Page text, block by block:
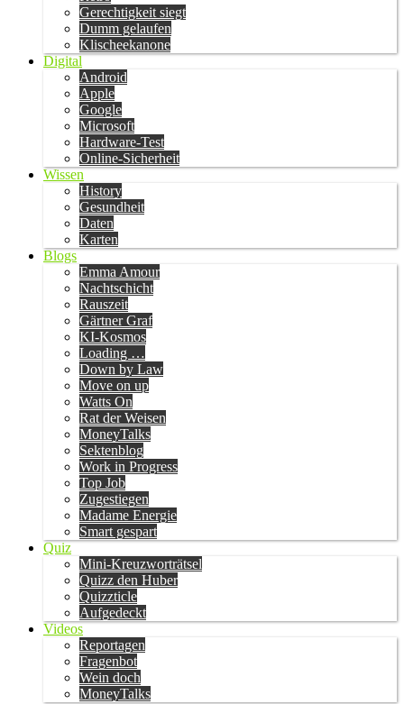
Gerechtigkeit siegt
Dumm gelaufen
Klischeekanone
Digital
Android
Apple
Google
Microsoft
Hardware-Test
Online-Sicherheit
Wissen
History
Gesundheit
Daten
Karten
Blogs
Emma Amour
Nachtschicht
Rauszeit
Gärtner Graf
KI-Kosmos
Loading …
Down by Law
Move on up
Watts On
Rat der Weisen
MoneyTalks
Sektenblog
Work in Progress
Top Job
Zugestiegen
Madame Energie
Smart gespart
Quiz
Mini-Kreuzworträtsel
Quizz den Huber
Quizzticle
Aufgedeckt
Videos
Reportagen
Fragenbot
Wein doch
MoneyTalks